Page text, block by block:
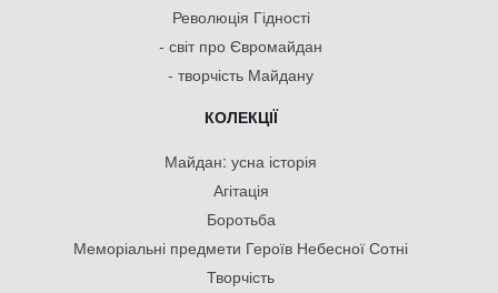
Революція Гідності
- світ про Євромайдан
- творчість Майдану
КОЛЕКЦІЇ
Майдан: усна історія
Агітація
Боротьба
Меморіальні предмети Героїв Небесної Сотні
Творчість